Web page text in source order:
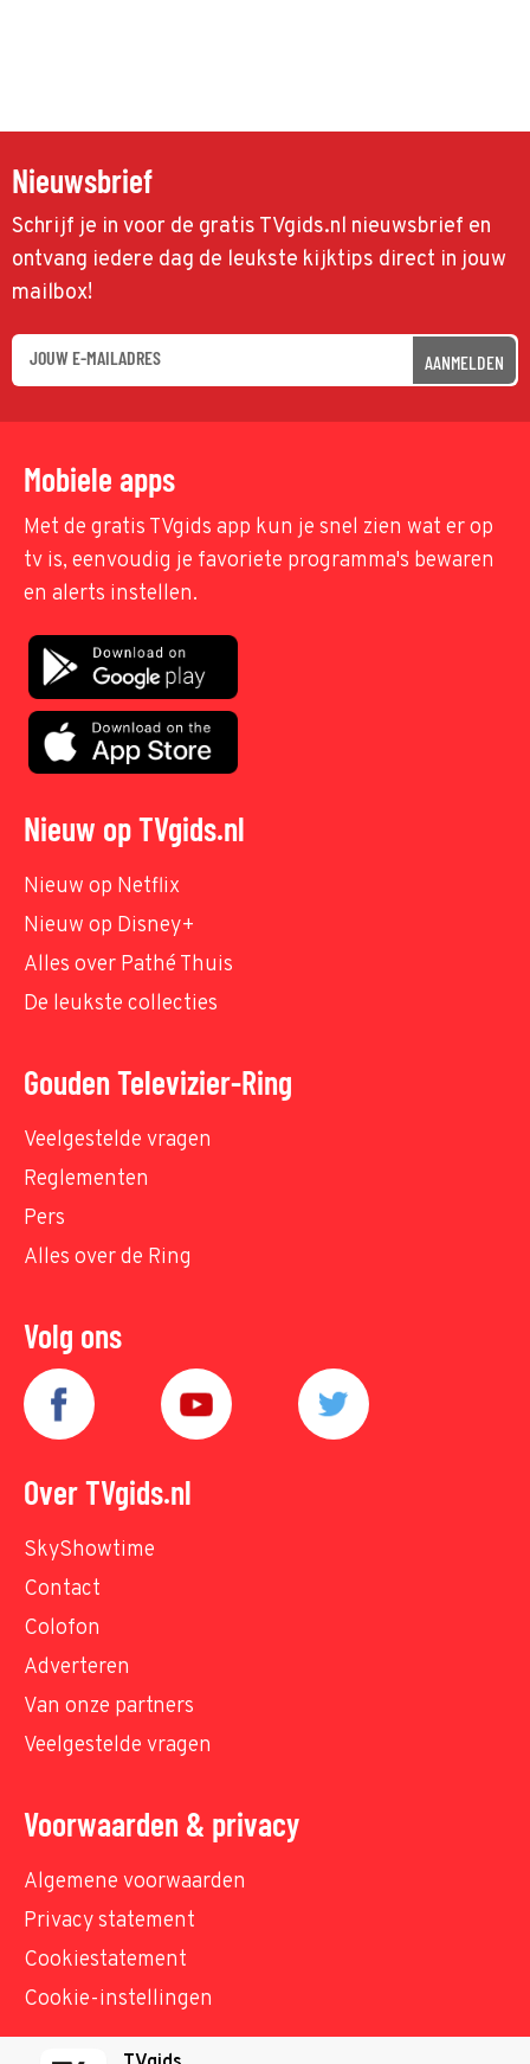
Nieuwsbrief
Schrijf je in voor de gratis TVgids.nl nieuwsbrief en
ontvang iedere dag de leukste kijktips direct in jouw
mailbox!
AANMELDEN
Mobiele apps
Met de gratis TVgids app kun je snel zien wat er op
tv is, eenvoudig je favoriete programma's bewaren
en alerts instellen.
Nieuw op TVgids.nl
Nieuw op Netflix
Nieuw op Disney+
Alles over Pathé Thuis
De leukste collecties
Gouden Televizier-Ring
Veelgestelde vragen
Reglementen
Pers
Alles over de Ring
Volg ons
Over TVgids.nl
SkyShowtime
Contact
Colofon
Adverteren
Van onze partners
Veelgestelde vragen
Voorwaarden & privacy
Algemene voorwaarden
Privacy statement
Cookiestatement
Cookie-instellingen